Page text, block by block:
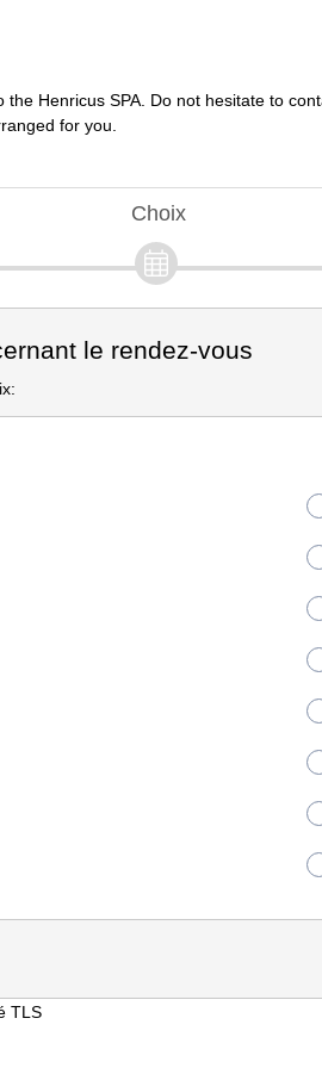
Henricus SPA. Do not hesitate to
for you.
Choix
le rendez-vous
TLS